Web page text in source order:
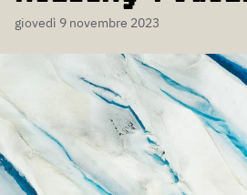
giovedì 9 novembre 2023